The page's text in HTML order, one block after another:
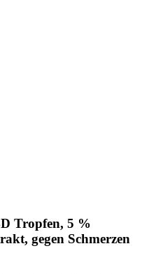
Tropfen, 5 %
gegen Schmerzen